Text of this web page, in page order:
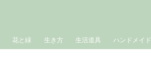
花と緑 生き方 生活道具 ハンドメイド